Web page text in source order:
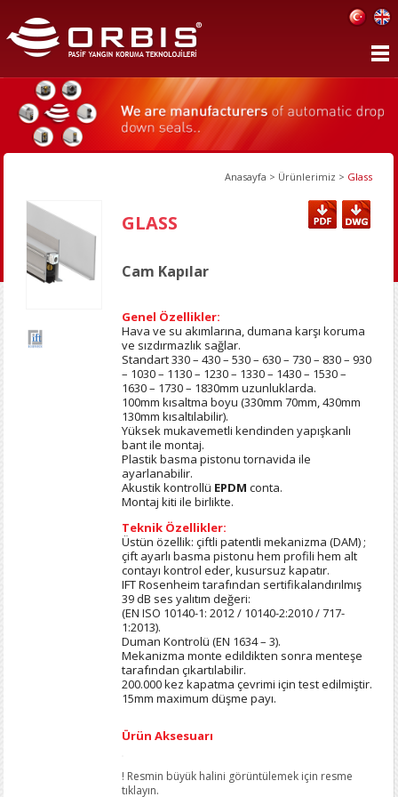
Anasayfa > Ürünlerimiz > Glass
GLASS
Cam Kapılar
Genel Özellikler:
Hava ve su akımlarına, dumana karşı koruma
ve sızdırmazlık sağlar.
Standart 330 – 430 – 530 – 630 – 730 – 830 – 930
– 1030 – 1130 – 1230 – 1330 – 1430 – 1530 –
1630 – 1730 – 1830mm uzunluklarda.
100mm kısaltma boyu (330mm 70mm, 430mm
130mm kısaltılabilir).
Yüksek mukavemetli kendinden yapışkanlı
bant ile montaj.
Plastik basma pistonu tornavida ile
ayarlanabilir.
Akustik kontrollü EPDM conta.
Montaj kiti ile birlikte.
Teknik Özellikler:
Üstün özellik: çiftli patentli mekanizma (DAM) ;
çift ayarlı basma pistonu hem profili hem alt
contayı kontrol eder, kusursuz kapatır.
IFT Rosenheim tarafından sertifikalandırılmış
39 dB ses yalıtım değeri:
(EN ISO 10140-1: 2012 / 10140-2:2010 / 717-
1:2013).
Duman Kontrolü (EN 1634 – 3).
Mekanizma monte edildikten sonra menteşe
tarafından çıkartılabilir.
200.000 kez kapatma çevrimi için test edilmiştir.
15mm maximum düşme payı.
Ürün Aksesuarı
! Resmin büyük halini görüntülemek için resme
tıklayın.